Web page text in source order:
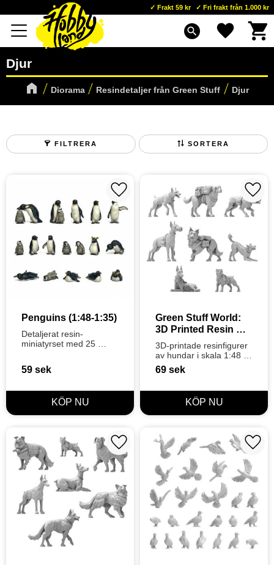
Meny
Frakt 59 kr Fri frakt från 1.000 kr
search Favoriter
Djur
Diorama Resindetaljer från Green Stuff Djur
FILTRERA SORTERA
Penguins (1:48-1:35)
Detaljerat resin-
miniatyrset med 25
och arktiska dioramor
59 sek
Lägg till i favoriter
Green Stuff World:
3D Printed Resin
Set - War Dogs (9)
(1:48)
3D-printade resinfigurer
av hundar i skala 1:48
från Green Stuff
World&nbsp;
69 sek
Lägg till i favoriter